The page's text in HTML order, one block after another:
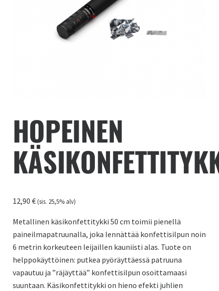
HOPEINEN
12,90 € (sis. 25,5% alv)
Metallinen käsikonfettitykki 50 cm toimii pienellä
paineilmapatruunalla, joka lennättää konfettisilpun noin
6 metrin korkeuteen leijaillen kauniisti alas. Tuote on
helppokäyttöinen: putkea pyöräyttäessä patruuna
vapautuu ja ”räjäyttää” konfettisilpun osoittamaasi
suuntaan. Käsikonfettitykki on hieno efekti juhlien